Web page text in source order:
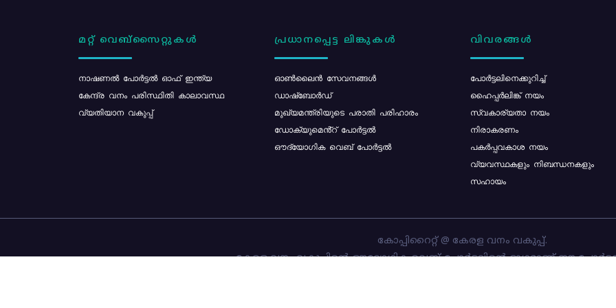
മറ്റ് വെബ്സൈറ്റുകൾ
നാഷണൽ പോർട്ടൽ ഓഫ് ഇന്ത്യ
കേന്ദ്ര വനം പരിസ്ഥിതി കാലാവസ്ഥ
വ്യതിയാന വകുപ്പ്
പ്രധാനപ്പെട്ട ലിങ്കുകൾ
ഓൺലൈൻ സേവനങ്ങൾ
ഡാഷ്ബോർഡ്
മുഖ്യമന്ത്രിയുടെ പരാതി പരിഹാരം
ഡോക്യുമെൻ്റ് പോർട്ടൽ
ഔദ്യോഗിക വെബ് പോർട്ടൽ
വിവരങ്ങൾ
പോര്‍ട്ടലിനെക്കുറിച്ച്
ഹൈപ്പർലിങ്ക് നയം
സ്വകാര്യതാ നയം
നിരാകരണം
പകർപ്പവകാശ നയം
വ്യവസ്ഥകളും നിബന്ധനകളും
സഹായം
കോപ്പിറൈറ്റ് @ കേരള വനം വകുപ്പ്.
കേരള വനം വകുപ്പിന്റെ ഔദ്യോഗിക വെബ്-പോർട്ടലിന്റെ ഭാഗമാണ് ഈ